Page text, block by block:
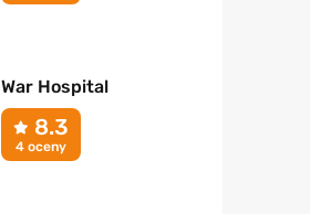
War Hospital
8.3
4 oceny